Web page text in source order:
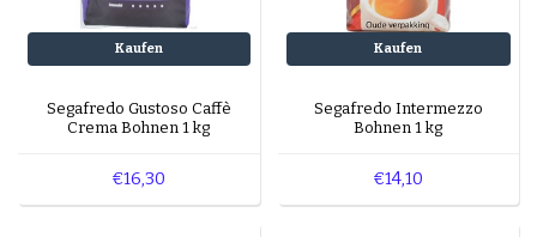
Kaufen
Segafredo Gustoso Caffè
Crema Bohnen 1 kg
€16,30
Kaufen
Segafredo Intermezzo
Bohnen 1 kg
€14,10